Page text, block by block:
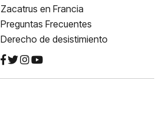
Zacatrus en Francia
Preguntas Frecuentes
Derecho de desistimiento